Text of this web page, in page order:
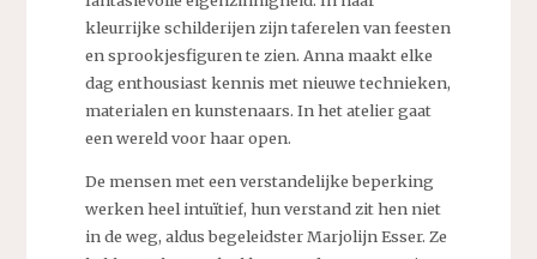
kleurrijke schilderijen zijn taferelen van feesten
en sprookjesfiguren te zien. Anna maakt elke
dag enthousiast kennis met nieuwe technieken,
materialen en kunstenaars. In het atelier gaat
een wereld voor haar open.
De mensen met een verstandelijke beperking
werken heel intuïtief, hun verstand zit hen niet
in de weg, aldus begeleidster Marjolijn Esser. Ze